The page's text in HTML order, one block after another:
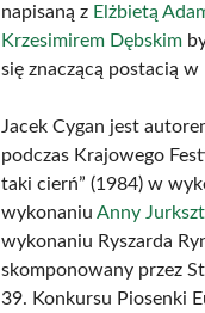
napisaną z Elżbietą
Krzesimirem Dębskim
się znaczącą postacią
Jacek Cygan jest
podczas Krajowego
taki cierń” (1984) w
wykonaniuAnny
wykonaniu Ryszarda
skomponowany przez
39. Konkursu Piosenki